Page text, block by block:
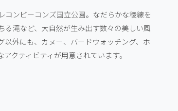
ンビーコンズ国立公園。なだらかな稜線を
滝など、大自然が生み出す数々の美しい風
外にも、カヌー、バードウォッチング、ホ
クティビティが用意されています。